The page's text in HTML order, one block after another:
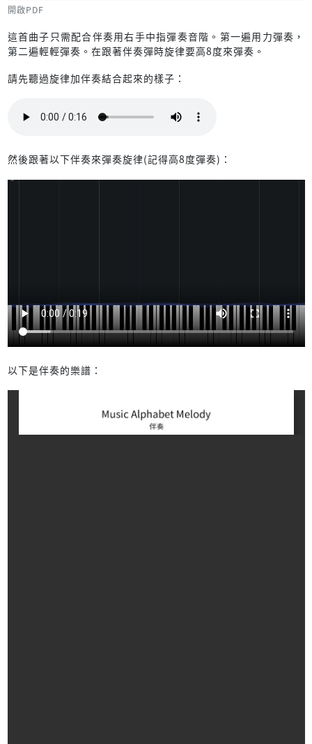
開啟PDF
這首曲子只需配合伴奏用右手中指彈奏音階。第一遍用力彈奏，
第二遍輕輕彈奏。在跟著伴奏彈時旋律要高8度來彈奏。
請先聽過旋律加伴奏結合起來的樣子：
然後跟著以下伴奏來彈奏旋律(記得高8度彈奏)：
以下是伴奏的樂譜：